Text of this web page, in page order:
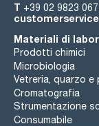
T +39 02 9823
Materiali di
Prodotti chimici
Microbiologia
Vetreria, quarzo e
Cromatografia
Strumentazione
Consumabile